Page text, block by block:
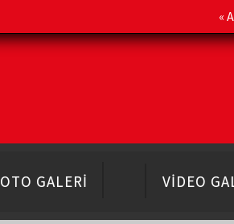
«
GALERİ VİDEO